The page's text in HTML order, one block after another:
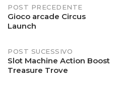
Post
navigation
POST PRECEDENTE
Gioco arcade Circus
Launch
POST SUCESSIVO
Slot Machine Action Boost
Treasure Trove